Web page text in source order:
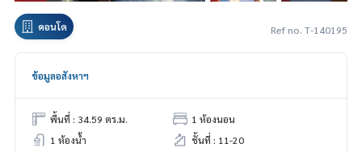
คอนโด Ref no. T-140195
ข้อมูลอสังหาฯ
พื้นที่ : 34.59 ตร.ม.
1 ห้องนอน
1 ห้องน้ำ
ชั้นที่ : 11-20